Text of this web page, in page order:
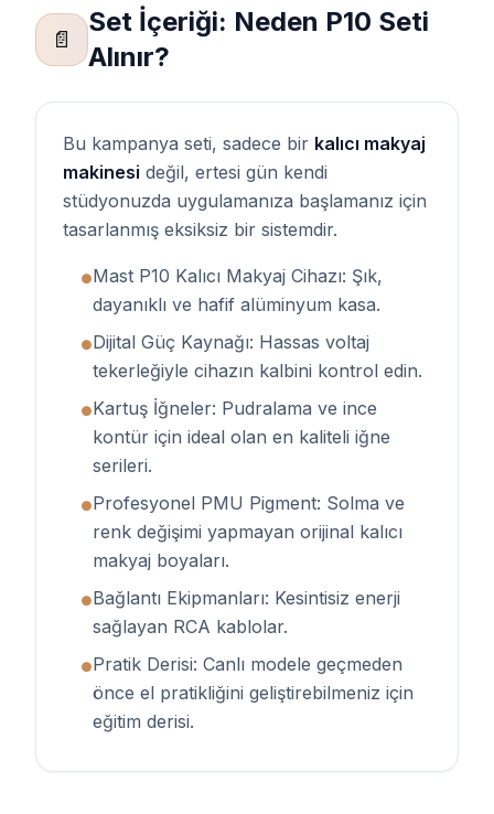
📄
Set İçeriği: Neden P10 Seti
Alınır?
Bu kampanya seti, sadece bir kalıcı makyaj
makinesi değil, ertesi gün kendi
stüdyonuzda uygulamanıza başlamanız için
tasarlanmış eksiksiz bir sistemdir.
●Mast P10 Kalıcı Makyaj Cihazı: Şık,
dayanıklı ve hafif alüminyum kasa.
●Dijital Güç Kaynağı: Hassas voltaj
tekerleğiyle cihazın kalbini kontrol edin.
●Kartuş İğneler: Pudralama ve ince
kontür için ideal olan en kaliteli iğne
serileri.
●Profesyonel PMU Pigment: Solma ve
renk değişimi yapmayan orijinal kalıcı
makyaj boyaları.
●Bağlantı Ekipmanları: Kesintisiz enerji
sağlayan RCA kablolar.
●Pratik Derisi: Canlı modele geçmeden
önce el pratikliğini geliştirebilmeniz için
eğitim derisi.